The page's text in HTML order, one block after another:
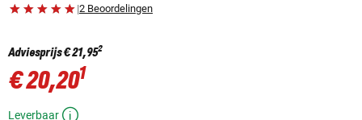
|2 Beoordelingen
Adviesprijs€ 21,952
€ 20,201
Leverbaar